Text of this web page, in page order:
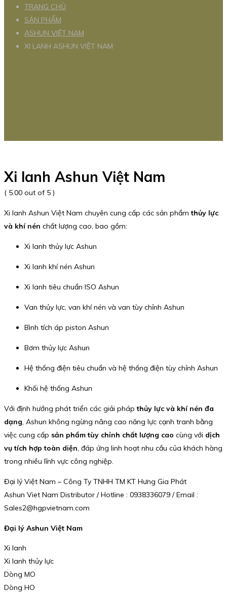
TRANG CHỦ
SẢN PHẨM
ASHUN VIỆT NAM
XI LANH ASHUN VIỆT NAM
Xi lanh Ashun Việt Nam
( 5.00 out of 5 )
Xi lanh Ashun Việt Nam chuyên cung cấp các sản phẩmthủy lực
và khí nén chất lượng cao, bao gồm:
Xi lanh thủy lực Ashun
Xi lanh khí nén Ashun
Xi lanh tiêu chuẩn ISO Ashun
Van thủy lực, van khí nén và van tùy chỉnh Ashun
Bình tích áp piston Ashun
Bơm thủy lực Ashun
Hệ thống điện tiêu chuẩn và hệ thống điện tùy chỉnh Ashun
Khối hệ thống Ashun
Với định hướng phát triển các giải phápthủy lực và khí nén đa
dạng, Ashun không ngừng nâng cao năng lực cạnh tranh bằng
việc cung cấp sản phẩm tùy chỉnh chất lượng cao cùng với dịch
vụ tích hợp toàn diện, đáp ứng linh hoạt nhu cầu của khách hàng
trong nhiều lĩnh vực công nghiệp.
Đại lý Việt Nam – Công Ty TNHH TM KT Hưng Gia Phát
Ashun Viet Nam Distributor / Hotline : 0938336079 / Email :
Sales2@hgpvietnam.com
Đại lý Ashun Việt Nam
Xi lanh
Xi lanh thủy lực
Dòng MO
Dòng HO